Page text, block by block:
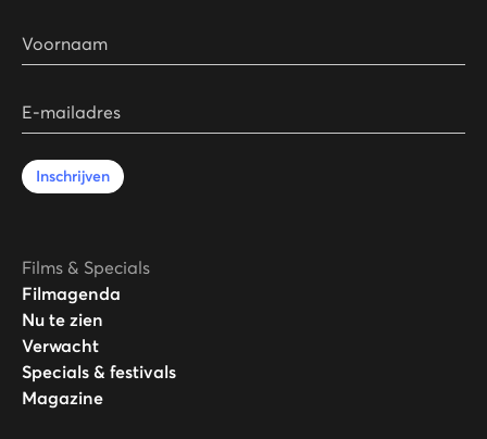
Voornaam
E-mailadres
Inschrijven
Films & Specials
Filmagenda
Nu te zien
Verwacht
Specials & festivals
Magazine